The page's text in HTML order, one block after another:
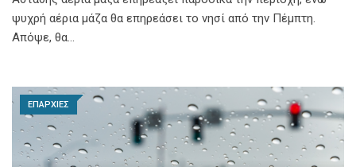
ψυχρή αέρια μάζα θα επηρεάσει το νησί από την Πέμπτη.
Απόψε, θα…
ΕΠΑΡΧΙΕΣ